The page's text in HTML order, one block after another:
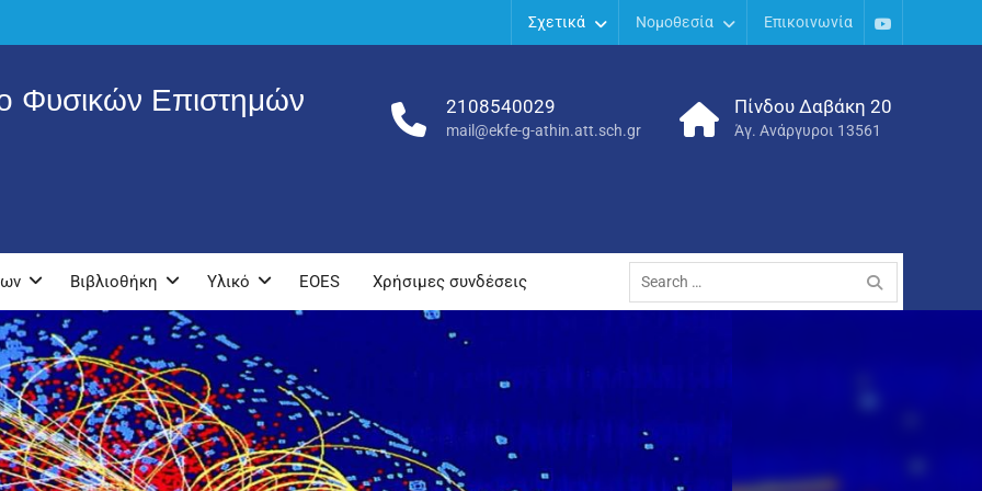
Youtube
Σχετικά Νομοθεσία Επικοινωνία
Φυσικών Επιστημών 2108540029
mail@ekfe-g-athin.att.sch.gr
Πίνδου Δαβάκη 20
Άγ. Ανάργυροι 13561
Βιβλιοθήκη Υλικό EOES Χρήσιμες συνδέσεις
Search
for: